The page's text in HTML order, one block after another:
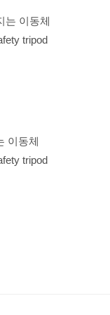
이동체
tripod